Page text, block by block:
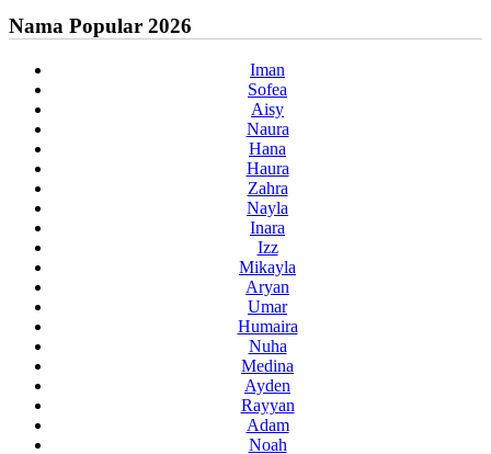
Nama Popular 2026
Iman
Sofea
Aisy
Naura
Hana
Haura
Zahra
Nayla
Inara
Izz
Mikayla
Aryan
Umar
Humaira
Nuha
Medina
Ayden
Rayyan
Adam
Noah